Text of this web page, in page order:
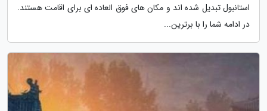
استانبول تبدیل شده اند و مکان های فوق العاده ای برای اقامت هستند.
در ادامه شما را با برترین...